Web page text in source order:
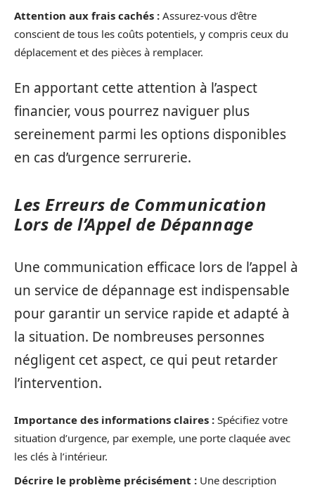
Attention aux frais cachés : Assurez-vous d’être
conscient de tous les coûts potentiels, y compris ceux du
déplacement et des pièces à remplacer.
En apportant cette attention à l’aspect
financier, vous pourrez naviguer plus
sereinement parmi les options disponibles
en cas d’urgence serrurerie.
Les Erreurs de Communication
Lors de l’Appel de Dépannage
Une communication efficace lors de l’appel à
un service de dépannage est indispensable
pour garantir un service rapide et adapté à
la situation. De nombreuses personnes
négligent cet aspect, ce qui peut retarder
l’intervention.
Importance des informations claires : Spécifiez votre
situation d’urgence, par exemple, une porte claquée avec
les clés à l’intérieur.
Décrire le problème précisément : Une description